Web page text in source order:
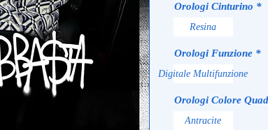
Orologi Cinturino *
Resina
Orologi Funzione *
Digitale Multifunzione
Orologi Colore
Antracite